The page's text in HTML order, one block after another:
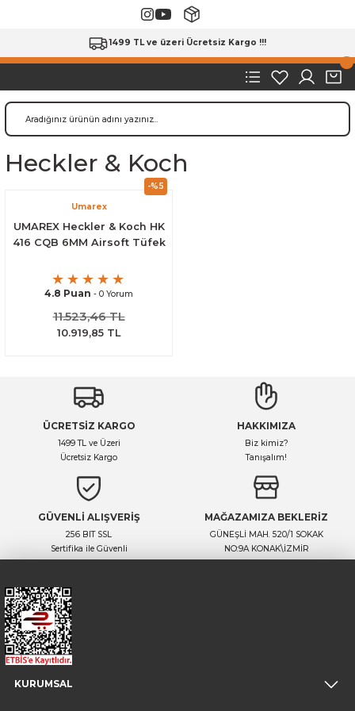
1499 TL ve üzeri Ücretsiz Kargo !!!
Heckler & Koch
-%5
Umarex
UMAREX Heckler & Koch HK
416 CQB 6MM Airsoft Tüfek
4.8 Puan - 0 Yorum
11.523,46 TL
10.919,85 TL
ÜCRETSİZ KARGO
1499 TL ve Üzeri
Ücretsiz Kargo
HAKKIMIZA
Biz kimiz?
Tanışalım!
GÜVENLİ ALIŞVERİŞ
256 BIT SSL
Sertifika ile Güvenli
MAĞAZAMIZA BEKLERİZ
GÜNEŞLİ MAH. 520/1 SOKAK
NO:9A KONAK\İZMİR
KURUMSAL